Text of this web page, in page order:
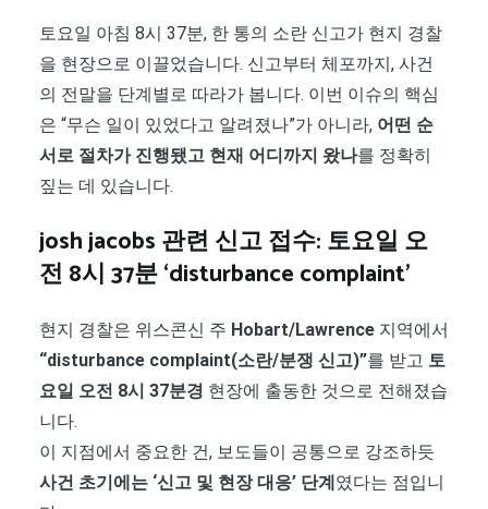
토요일 아침 8시 37분, 한 통의 소란 신고가 현지 경찰
을 현장으로 이끌었습니다. 신고부터 체포까지, 사건
의 전말을 단계별로 따라가 봅니다. 이번 이슈의 핵심
은 “무슨 일이 있었다고 알려졌나”가 아니라, 어떤 순
서로 절차가 진행됐고 현재 어디까지 왔나를 정확히
짚는 데 있습니다.
josh jacobs 관련 신고 접수: 토요일 오
전 8시 37분 ‘disturbance complaint’
현지 경찰은 위스콘신 주 Hobart/Lawrence 지역에서
“disturbance complaint(소란/분쟁 신고)”를 받고 토
요일 오전 8시 37분경 현장에 출동한 것으로 전해졌습
니다.
이 지점에서 중요한 건, 보도들이 공통으로 강조하듯
사건 초기에는 ‘신고 및 현장 대응’ 단계 였다는 점입니